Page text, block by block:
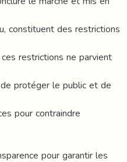
constituent des restrictions
restrictions ne parvient
protéger le public et de
pour contraindre
pour garantir les